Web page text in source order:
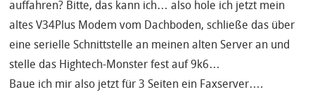
auffahren? Bitte, das kann ich… also hole ich jetzt mein
altes V34Plus Modem vom Dachboden, schließe das über
eine serielle Schnittstelle an meinen alten Server an und
stelle das Hightech-Monster fest auf 9k6…
Baue ich mir also jetzt für 3 Seiten ein Faxserver….